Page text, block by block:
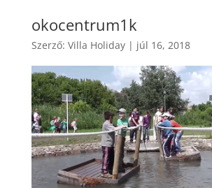
okocentrum1k
Szerző: Villa Holiday| júl 16, 2018